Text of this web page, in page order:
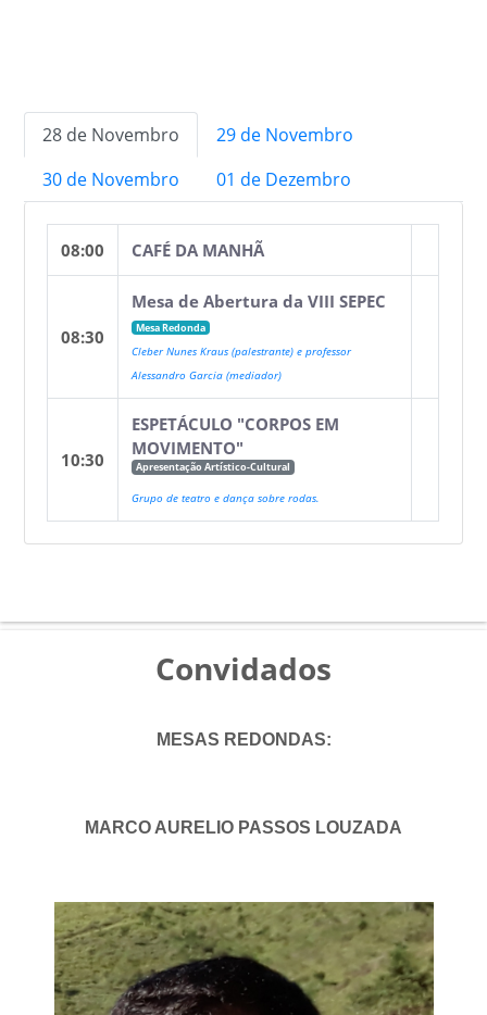
28 de Novembro
29 de Novembro
30 de Novembro
01 de Dezembro
08:00 CAFÉ DA MANHÃ
08:30
Mesa de Abertura da VIII SEPEC
Mesa Redonda
Cleber Nunes Kraus (palestrante) e professor
Alessandro Garcia (mediador)
10:30
ESPETÁCULO "CORPOS EM
MOVIMENTO"
Apresentação Artístico-Cultural
Grupo de teatro e dança sobre rodas.
Convidados
MESAS REDONDAS:
MARCO AURELIO PASSOS LOUZADA